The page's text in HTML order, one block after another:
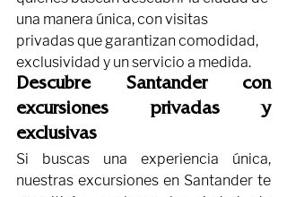
una manera única, con visitas
privadas que garantizan comodidad,
exclusividad y un servicio a medida.
Descubre Santander con
excursiones privadas y
exclusivas
Si buscas una experiencia única,
nuestras excursiones en Santander te